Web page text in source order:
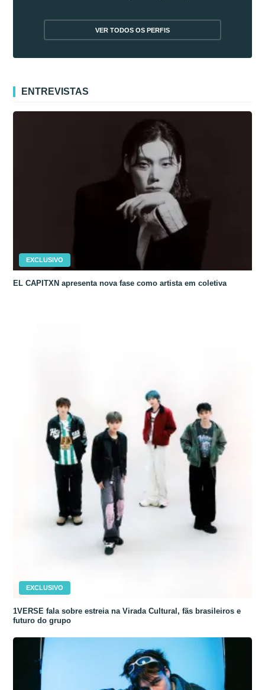
VER TODOS OS PERFIS
ENTREVISTAS
EXCLUSIVO
EL CAPITXN apresenta nova fase como artista em coletiva
EXCLUSIVO
1VERSE fala sobre estreia na Virada Cultural, fãs brasileiros e
futuro do grupo